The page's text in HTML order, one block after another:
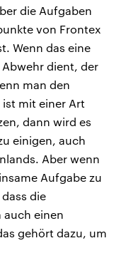
die Aufgaben
von Frontex
Wenn das eine
dient, der
man den
ist mit einer Art
dann wird es
einigen, auch
Aber wenn
Aufgabe zu
die
auch einen
gehört dazu, um